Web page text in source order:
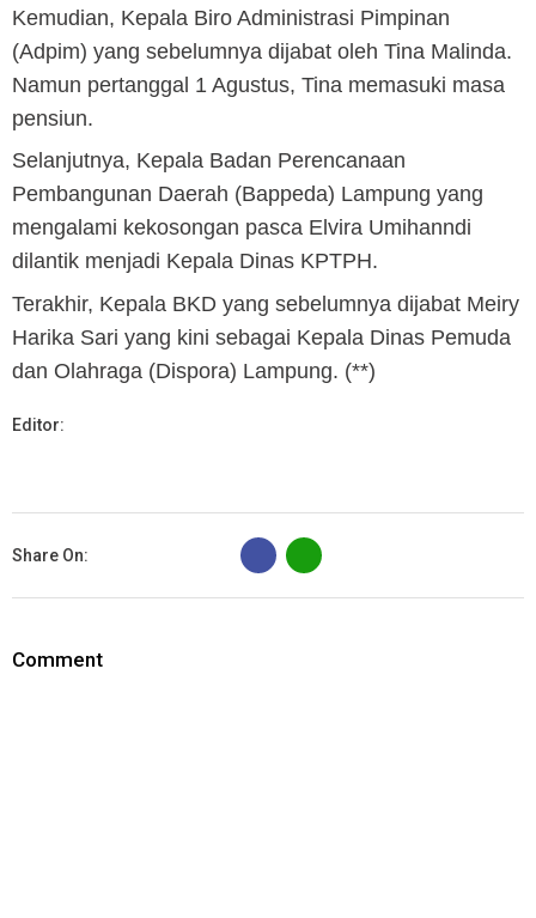
Kemudian, Kepala Biro Administrasi Pimpinan
(Adpim) yang sebelumnya dijabat oleh Tina Malinda.
Namun pertanggal 1 Agustus, Tina memasuki masa
pensiun.
Selanjutnya, Kepala Badan Perencanaan
Pembangunan Daerah (Bappeda) Lampung yang
mengalami kekosongan pasca Elvira Umihanndi
dilantik menjadi Kepala Dinas KPTPH.
Terakhir, Kepala BKD yang sebelumnya dijabat Meiry
Harika Sari yang kini sebagai Kepala Dinas Pemuda
dan Olahraga (Dispora) Lampung. (**)
Editor:
Share On:
B
Comment